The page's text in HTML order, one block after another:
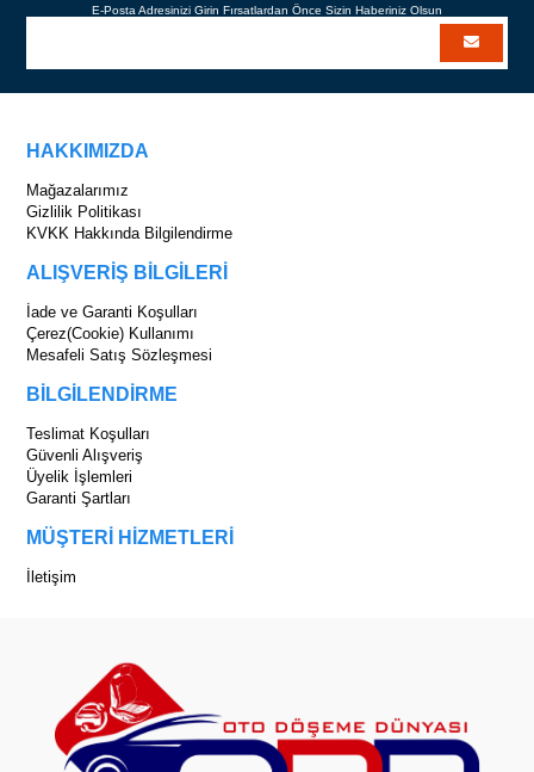
E-Posta Adresinizi Girin Fırsatlardan Önce Sizin Haberiniz Olsun
HAKKIMIZDA
Mağazalarımız
Gizlilik Politikası
KVKK Hakkında Bilgilendirme
ALIŞVERİŞ BİLGİLERİ
İade ve Garanti Koşulları
Çerez(Cookie) Kullanımı
Mesafeli Satış Sözleşmesi
BİLGİLENDİRME
Teslimat Koşulları
Güvenli Alışveriş
Üyelik İşlemleri
Garanti Şartları
MÜŞTERİ HİZMETLERİ
İletişim